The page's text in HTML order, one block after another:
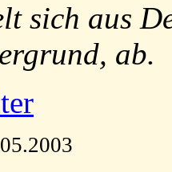
sich aus
ab.